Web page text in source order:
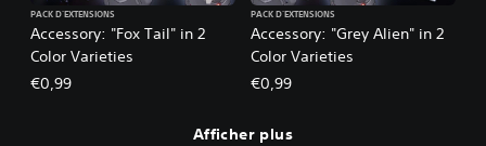
Accessory: "Fox Tail" in 2
Color Varieties
PACK D'EXTENSIONS
€0,99
Accessory: "Grey Alien" in 2
Color Varieties
PACK D'EXTENSIONS
€0,99
Afficher plus